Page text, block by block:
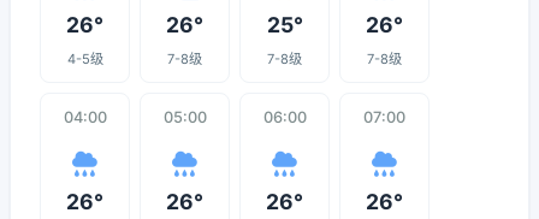
26°
4-5级
26°
7-8级
25°
7-8级
26°
7-8级
04:00
26°
05:00
26°
06:00
26°
07:00
26°